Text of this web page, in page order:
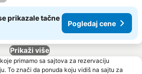
prikazale tačne
Pogledaj cene
Prikaži više
primamo sa sajtova za rezervaciju
To znači da ponuda koju vidiš na sajtu za